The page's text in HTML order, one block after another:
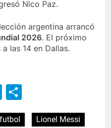
Nico Paz.
argentina arrancó
2026. El próximo
las 14 en Dallas.
X
futbol
Lionel Messi